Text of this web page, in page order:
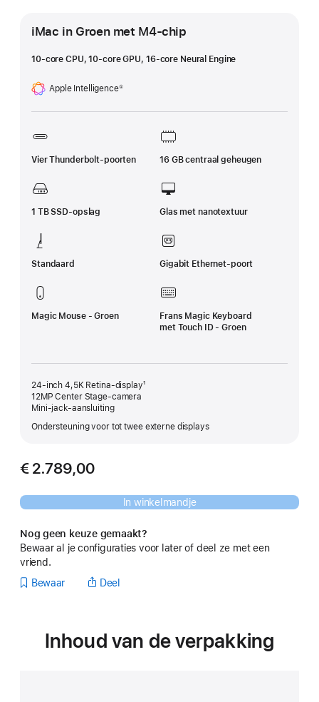
iMac in Groen met M4‑chip
10‑core CPU, 10-core GPU, 16‑core Neural Engine
Apple Intelligence
Voetnoot
①
Vier Thunderbolt-poorten 16 GB centraal geheugen
1 TB SSD‑opslag Glas met nanotextuur
Standaard Gigabit Ethernet-poort
Magic Mouse - Groen
Frans Magic Keyboard
met Touch ID - Groen
24‑inch 4,5K Retina-display¹
12MP Center Stage-camera
Mini‑jack-aansluiting
Ondersteuning voor tot twee externe displays
€ 2.789,00
In winkelmandje
Nog geen keuze gemaakt?
Bewaar al je configuraties voor later of deel ze met een
vriend.
Bewaar
Deel
Inhoud van de verpakking